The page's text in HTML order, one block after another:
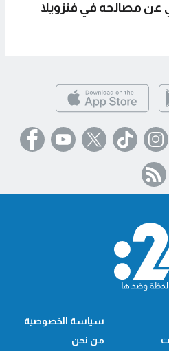
عن مصالحه في فنزويلا
سياسة الخصوصية
من نحن